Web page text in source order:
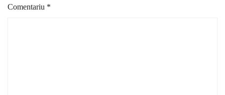
Comentariu *